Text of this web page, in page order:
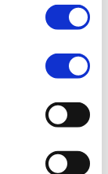
diese
zu.